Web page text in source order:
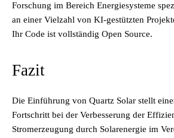
Forschung im Bereich Energiesysteme
an einer Vielzahl von KI-gestützten
Ihr Code ist vollständig Open Source.
Fazit
Die Einführung von Quartz Solar stellt
Fortschritt bei der Verbesserung der
Stromerzeugung durch Solarenergie im